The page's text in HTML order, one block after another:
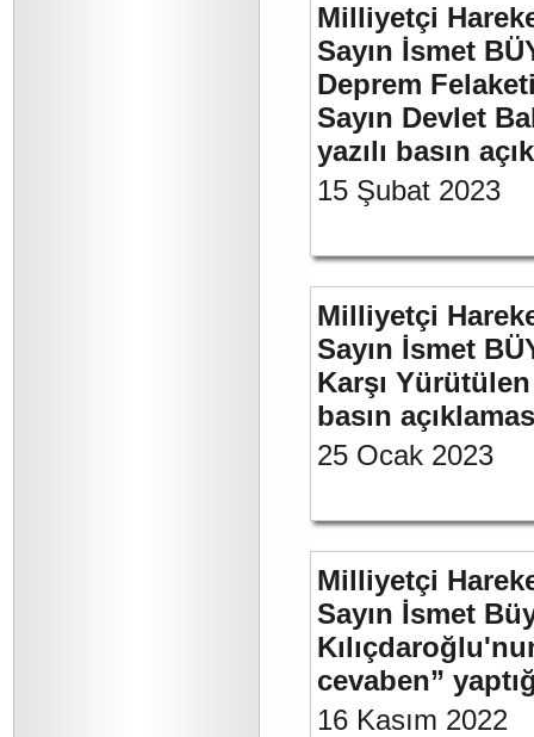
Milliyetçi
Sayın İsmet
Deprem
Sayın Devlet
yazılı basın
15 Şubat 2023
Milliyetçi
Sayın İsmet
Karşı Yürütülen
basın
25 Ocak 2023
Milliyetçi
Sayın İsmet
cevaben”
16 Kasım 2022